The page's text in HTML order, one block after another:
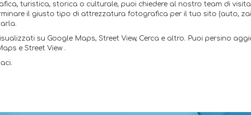
turistica, storica o culturale, puoi chiedere al nostro team di
il giusto tipo di attrezzatura fotografica per il tuo sito (auto,
su Google Maps, Street View, Cerca e altro. Puoi persino
e Street View .